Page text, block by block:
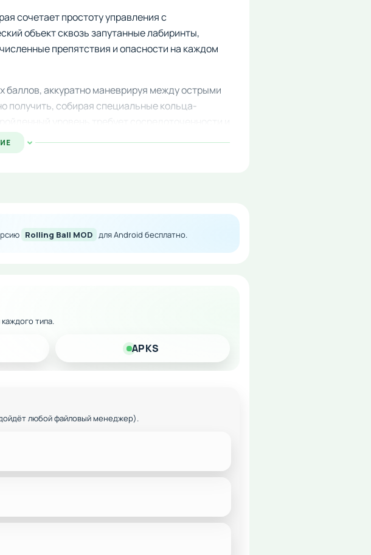
сочетает простоту управления с
объект сквозь запутанные лабиринты,
препятствия и опасности на каждом
аккуратно маневрируя между острыми
получить, собирая специальные кольца-
Rolling Ball MOD для Android бесплатно.
типа.
APKS
любой файловый менеджер).